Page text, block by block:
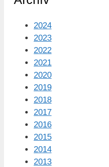
2024
2023
2022
2021
2020
2019
2018
2017
2016
2015
2014
2013